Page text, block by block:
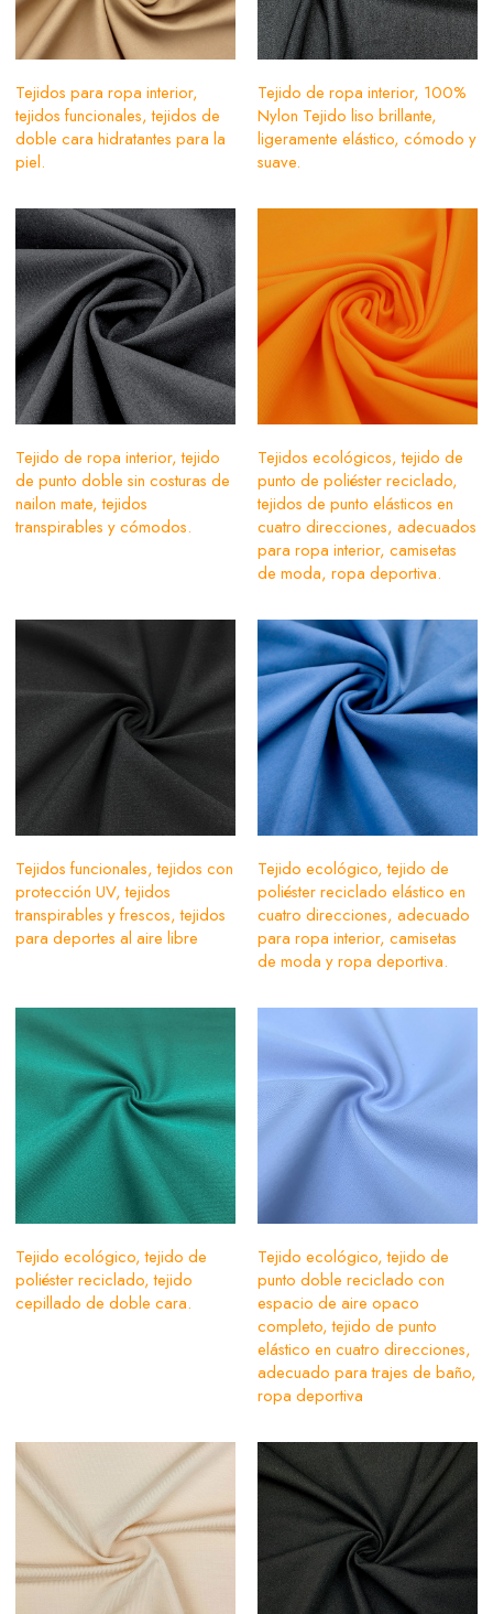
Tejidos para ropa interior,
tejidos funcionales, tejidos de
doble cara hidratantes para la
piel.
Tejido de ropa interior, 100%
Nylon Tejido liso brillante,
ligeramente elástico, cómodo y
suave.
Tejido de ropa interior, tejido
de punto doble sin costuras de
nailon mate, tejidos
transpirables y cómodos.
Tejidos ecológicos, tejido de
punto de poliéster reciclado,
tejidos de punto elásticos en
cuatro direcciones, adecuados
para ropa interior, camisetas
de moda, ropa deportiva.
Tejidos funcionales, tejidos con
protección UV, tejidos
transpirables y frescos, tejidos
para deportes al aire libre
Tejido ecológico, tejido de
poliéster reciclado elástico en
cuatro direcciones, adecuado
para ropa interior, camisetas
de moda y ropa deportiva.
Tejido ecológico, tejido de
poliéster reciclado, tejido
cepillado de doble cara.
Tejido ecológico, tejido de
punto doble reciclado con
espacio de aire opaco
completo, tejido de punto
elástico en cuatro direcciones,
adecuado para trajes de baño,
ropa deportiva